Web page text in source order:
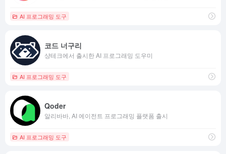
AI 프로그래밍 도구
코드 너구리
샹테크에서 출시한 AI 프로그래밍 도우미
AI 프로그래밍 도구
Qoder
알리바바, AI 에이전트 프로그래밍 플랫폼 출시
AI 프로그래밍 도구